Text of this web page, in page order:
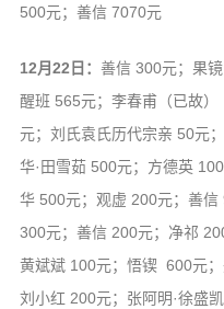
500元；善信 7070元
12月22日： 善信 300元；果
醒班 565元；李春甫（已故
元；刘氏袁氏历代宗亲 50元
华·田雪茹 500元；方德英
华 500元；观虚 200元；善
300元；善信 200元；净祁
黄斌斌 100元；悟锲 600元；
刘小红 200元；张阿明·徐盛